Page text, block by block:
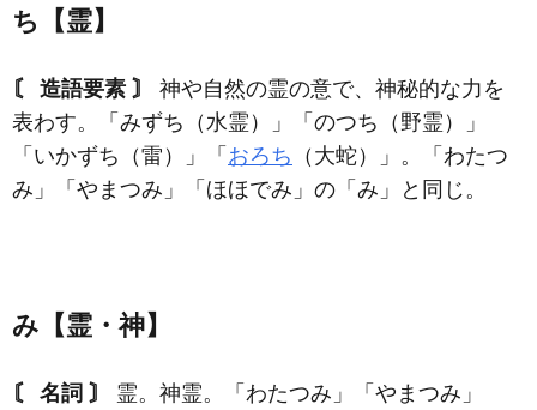
ち【霊】
〘 造語要素 〙
神や自然の霊の意で、神秘的な力を
表わす。「みずち（水霊）」「のつち（野霊）」
「いかずち（雷）」「 おろち （大蛇）」。「わたつ
み」「やまつみ」「ほほでみ」の「み」と同じ。
み【霊・神】
〘 名詞 〙 霊。神霊。「わたつみ」「やまつみ」